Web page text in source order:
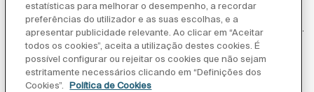
Inspiração
Siga-nos
estatísticas para melhorar o desempenho, a recordar
preferências do utilizador e as suas escolhas, e a
apresentar publicidade relevante. Ao clicar em “Aceitar
todos os cookies”, aceita a utilização destes cookies. É
possível configurar ou rejeitar os cookies que não sejam
estritamente necessários clicando em “Definições dos
Cookies”.
Política de Cookies